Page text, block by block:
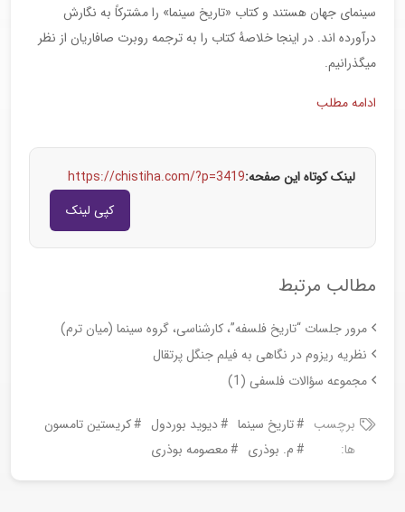
سینمای جهان هستند و کتاب «تاریخ سینما» را مشترکاً به نگارش
درآورده اند. در اینجا خلاصۀ کتاب را به ترجمه روبرت صافاریان از نظر
میگذرانیم.
ادامه مطلب
لینک کوتاه این صفحه:https://chistiha.com/?p=3419
کپی لینک
مطالب مرتبط
مرور جلسات “تاریخ فلسفه”، کارشناسی، گروه سینما (میان ترم)
نظریه ریزوم در نگاهی به فیلم جنگل پرتقال
مجموعه سؤالات فلسفی (1)
برچسب
ها:
تاریخ سینما دیوید بوردول
کریستین تامسون
م. بوذری
معصومه بوذری